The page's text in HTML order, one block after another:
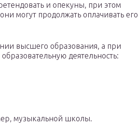
и опекуны, при этом
могут продолжать оплачивать его
высшего образования, а при
деятельность:
музыкальной школы.